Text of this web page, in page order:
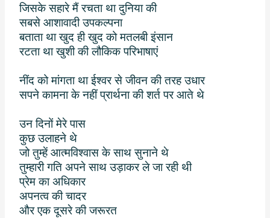
जिसके सहारे मैं रचता था दुनिया की
सबसे आशावादी उपकल्पना
बताता था खुद ही खुद को मतलबी इंसान
रटता था खुशी की लौकिक परिभाषाएं
नींद को मांगता था ईश्वर से जीवन की तरह उधार
सपने कामना के नहीं प्रार्थना की शर्त पर आते थे
उन दिनों मेरे पास
कुछ उलाहने थे
जो तुम्हें आत्मविश्वास के साथ सुनाने थे
तुम्हारी गति अपने साथ उड़ाकर ले जा रही थी
प्रेम का अधिकार
अपनत्व की चादर
और एक दूसरे की जरूरत